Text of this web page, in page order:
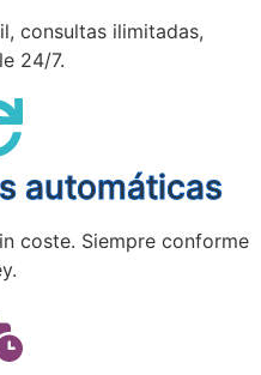
consultas ilimitadas,
24/7.
automáticas
coste. Siempre conforme